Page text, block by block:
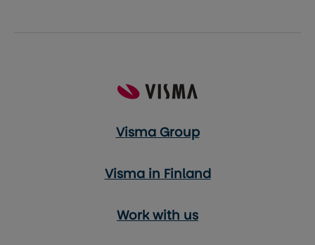
Visma Group
Visma in Finland
Work with us